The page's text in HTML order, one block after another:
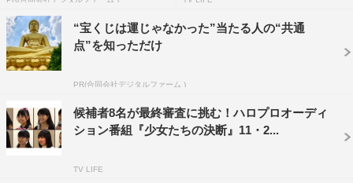
番組に携わるメンバーは、その道で超一流のスぺシャリス
トたち。番組オリジナル音楽を手掛けるのは、Spotify
の“大きな飛躍が期待される新進気鋭の国内アーティスト
「Early Noise 2019」”にも選ばれた17歳の新鋭トラックメ
イカー「SASUKE」。番組ロゴをデザインするのは、さ
“宝くじは運じゃなかった”当たる人の“共通
点”を知っただけ
PR(合同会社デジタルファーム )
候補者8名が最終審査に挑む！ハロプロオーディ
ション番組『少女たちの決断』11・2...
TV LIFE